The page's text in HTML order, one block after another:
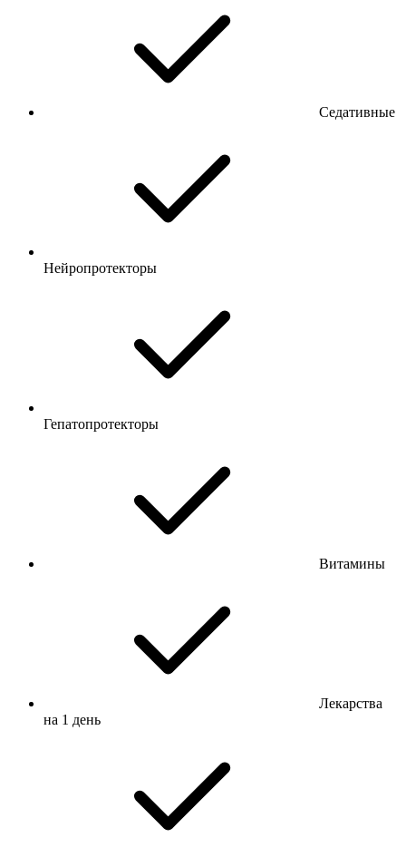
Седативные
Нейропротекторы
Гепатопротекторы
Витамины
Лекарства
на 1 день